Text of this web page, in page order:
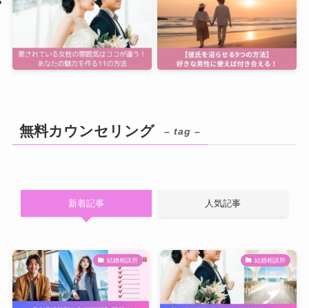
無料カウンセリング – tag –
新着記事 人気記事
結婚相談所 結婚相談所